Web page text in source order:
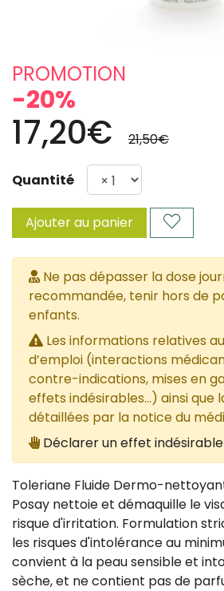
PROMOTION
-20%
17,20€ 21,50€
Quantité
Ajouter au panier
Ne pas dépasser la dose
recommandée, tenir hors de
enfants.
Les informations relatives
d’emploi (interactions
contre-indications, mises en
effets indésirables...) ainsi que
détaillées par la notice du
Déclarer un effet indésirable
Toleriane Fluide Dermo-
Posay nettoie et démaquille le
risque d'irritation. Formulation
les risques d'intolérance au
convient à la peau sensible et
sèche, et ne contient pas de